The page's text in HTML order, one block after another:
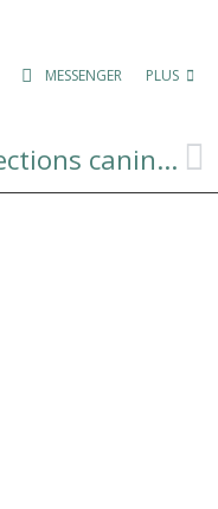
MESSENGER PLUS
Déjections canines : la lutte continue